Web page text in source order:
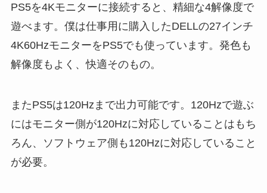
PS5を4Kモニターに接続すると、精細な4解像度で
遊べます。僕は仕事用に購入したDELLの27インチ
4K60HzモニターをPS5でも使っています。発色も
解像度もよく、快適そのもの。
またPS5は120Hzまで出力可能です。120Hzで遊ぶ
にはモニター側が120Hzに対応していることはもち
ろん、ソフトウェア側も120Hzに対応していること
が必要。